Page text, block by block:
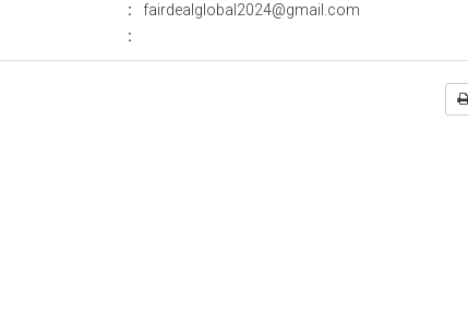
:
fairdealglobal2024@gmail.com
: